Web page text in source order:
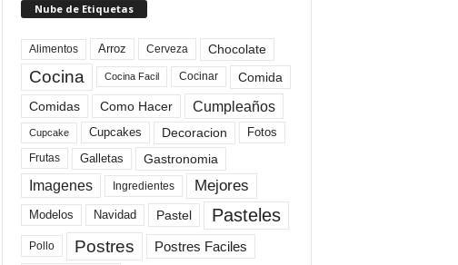
Nube de Etiquetas
Alimentos Arroz Cerveza Chocolate
Cocina Cocina Facil Cocinar
Comida
Comidas
Como Hacer Cumpleaños
Cupcake Cupcakes Decoracion Fotos
Frutas Galletas Gastronomia
Imagenes Ingredientes Mejores
Modelos Navidad Pastel Pasteles
Pollo Postres Postres Faciles